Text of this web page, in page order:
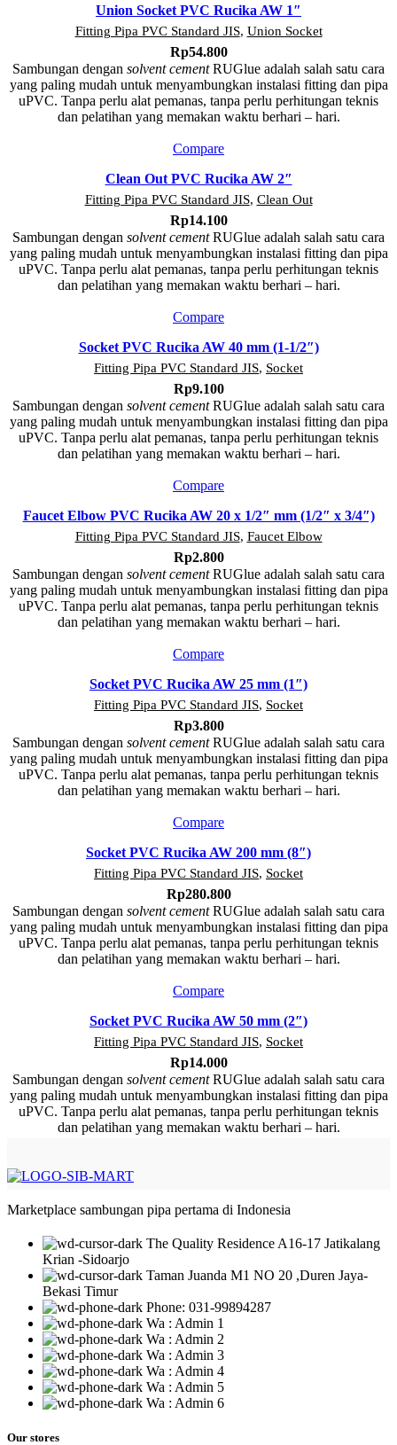
Union Socket PVC Rucika AW 1″
Fitting Pipa PVC Standard JIS, Union Socket
Rp54.800
Sambungan dengan solvent cementRUGlue adalah salah satu cara
yang paling mudah untuk menyambungkan instalasi fitting dan pipa
uPVC. Tanpa perlu alat pemanas, tanpa perlu perhitungan teknis
dan pelatihan yang memakan waktu berhari – hari.
Compare
Clean Out PVC Rucika AW 2″
Fitting Pipa PVC Standard JIS, Clean Out
Rp14.100
Sambungan dengan solvent cementRUGlue adalah salah satu cara
yang paling mudah untuk menyambungkan instalasi fitting dan pipa
uPVC. Tanpa perlu alat pemanas, tanpa perlu perhitungan teknis
dan pelatihan yang memakan waktu berhari – hari.
Compare
Socket PVC Rucika AW 40 mm (1-1/2″)
Fitting Pipa PVC Standard JIS, Socket
Rp9.100
Sambungan dengan solvent cementRUGlue adalah salah satu cara
yang paling mudah untuk menyambungkan instalasi fitting dan pipa
uPVC. Tanpa perlu alat pemanas, tanpa perlu perhitungan teknis
dan pelatihan yang memakan waktu berhari – hari.
Compare
Faucet Elbow PVC Rucika AW 20 x 1/2″ mm (1/2″ x 3/4″)
Fitting Pipa PVC Standard JIS, Faucet Elbow
Rp2.800
Sambungan dengan solvent cementRUGlue adalah salah satu cara
yang paling mudah untuk menyambungkan instalasi fitting dan pipa
uPVC. Tanpa perlu alat pemanas, tanpa perlu perhitungan teknis
dan pelatihan yang memakan waktu berhari – hari.
Compare
Socket PVC Rucika AW 25 mm (1″)
Fitting Pipa PVC Standard JIS, Socket
Rp3.800
Sambungan dengan solvent cementRUGlue adalah salah satu cara
yang paling mudah untuk menyambungkan instalasi fitting dan pipa
uPVC. Tanpa perlu alat pemanas, tanpa perlu perhitungan teknis
dan pelatihan yang memakan waktu berhari – hari.
Compare
Socket PVC Rucika AW 200 mm (8″)
Fitting Pipa PVC Standard JIS, Socket
Rp280.800
Sambungan dengan solvent cementRUGlue adalah salah satu cara
yang paling mudah untuk menyambungkan instalasi fitting dan pipa
uPVC. Tanpa perlu alat pemanas, tanpa perlu perhitungan teknis
dan pelatihan yang memakan waktu berhari – hari.
Compare
Socket PVC Rucika AW 50 mm (2″)
Fitting Pipa PVC Standard JIS, Socket
Rp14.000
Sambungan dengan solvent cementRUGlue adalah salah satu cara
yang paling mudah untuk menyambungkan instalasi fitting dan pipa
uPVC. Tanpa perlu alat pemanas, tanpa perlu perhitungan teknis
dan pelatihan yang memakan waktu berhari – hari.
Marketplace sambungan pipa pertama di Indonesia
The Quality Residence A16-17 Jatikalang
Krian -Sidoarjo
Taman Juanda M1 NO 20 ,Duren Jaya-
Bekasi Timur
Phone: 031-99894287
Wa : Admin 1
Wa : Admin 2
Wa : Admin 3
Wa : Admin 4
Wa : Admin 5
Wa : Admin 6
Our stores